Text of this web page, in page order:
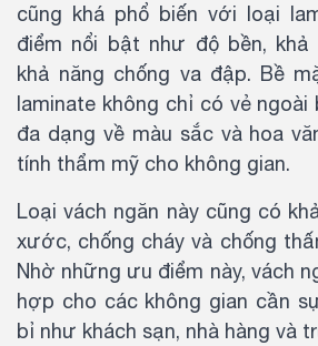
cũng khá phổ biến với loại
điểm nổi bật như độ bền,
khả năng chống va đập. Bề
laminate không chỉ có vẻ ngoài
đa dạng về màu sắc và hoa
tính thẩm mỹ cho không gian.
Loại vách ngăn này cũng có
xước, chống cháy và chống
Nhờ những ưu điểm này, vách
hợp cho các không gian cần
bỉ như khách sạn, nhà hàng và